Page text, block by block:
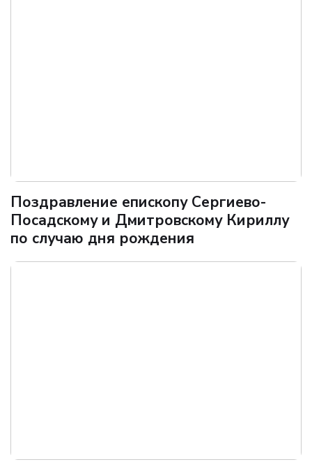
Поздравление епископу Сергиево-
Посадскому и Дмитровскому Кириллу
по случаю дня рождения